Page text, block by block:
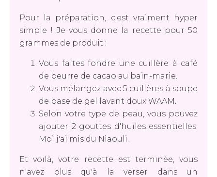
Pour la préparation, c'est vraiment hyper
simple ! Je vous donne la recette pour 50
grammes de produit :
Vous faites fondre une cuillère à café
de beurre de cacao au bain-marie.
Vous mélangez avec 5 cuillères à soupe
de base de gel lavant doux WAAM.
Selon votre type de peau, vous pouvez
ajouter 2 gouttes d'huiles essentielles.
Moi j'ai mis du Niaouli.
Et voilà, votre recette est terminée, vous
n'avez plus qu'à la verser dans un